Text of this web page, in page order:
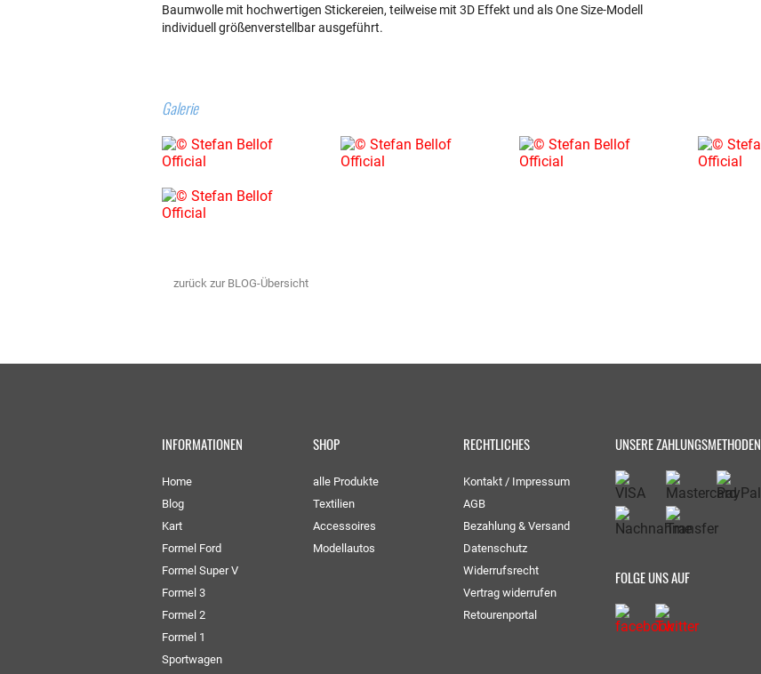
Baumwolle mit hochwertigen Stickereien, teilweise mit 3D Effekt und als One Size-Modell
individuell größenverstellbar ausgeführt.
Galerie
zurück zur BLOG-Übersicht
INFORMATIONEN
Home
Blog
Kart
Formel Ford
Formel Super V
Formel 3
Formel 2
Formel 1
Sportwagen
SHOP
alle Produkte
Textilien
Accessoires
Modellautos
RECHTLICHES
Kontakt / Impressum
AGB
Bezahlung & Versand
Datenschutz
Widerrufsrecht
Vertrag widerrufen
Retourenportal
UNSERE ZAHLUNGSMETHODEN
FOLGE UNS AUF